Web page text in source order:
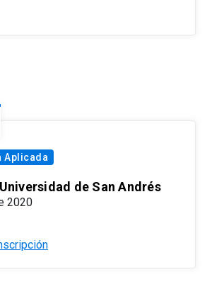
Aplicada
de San Andrés
2020